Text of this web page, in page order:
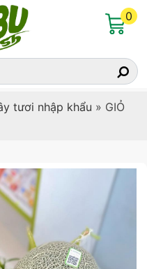
0
tươi nhập khẩu » GIỎ